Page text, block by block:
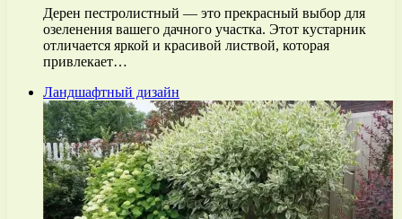
Дерен пестролистный — это прекрасный выбор для
озеленения вашего дачного участка. Этот кустарник
отличается яркой и красивой листвой, которая
привлекает…
Ландшафтный дизайн